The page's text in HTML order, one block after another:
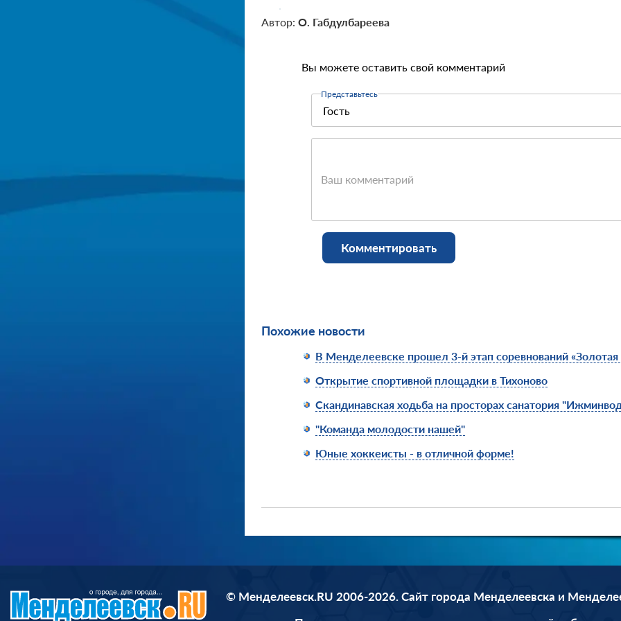
Автор: О. Габдулбареева
Вы можете оставить свой комментарий
Представьтесь
Ваш комментарий
Комментировать
Похожие новости
В Менделеевске прошел 3-й этап соревнований «Золотая
Открытие спортивной площадки в Тихоново
Скандинавская ходьба на просторах санатория
"Команда молодости нашей"
Юные хоккеисты - в отличной форме!
© Менделеевск.RU 2006-2026. Сайт города Менделеевска и